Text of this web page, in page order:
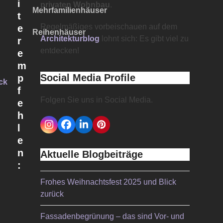
privaten Wohnbau .
Regelmäßiges vorbeischauen auf dem
Architekturblog lohnt sich: Es gibt viel zu
entdecken!
Social Media Profile
Folgen Sie uns in Social Media.
Instagram
Facebook
LinkedInPinterest
Aktuelle Blogbeiträge
Frohes Weihnachtsfest 2025 und Blick
zurück
Fassadenbegrünung – das sind Vor- und
i
t
e
r
e
m
p
f
e
h
e
n
:
Mehrfamilienhäuser
Reihenhäuser